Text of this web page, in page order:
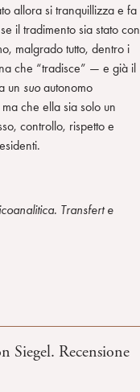
allora si tranquillizza e fa
il tradimento sia stato con
malgrado tutto, dentro i
che “tradisce” — e già il
un suoautonomo
che ella sia solo un
controllo, rispetto e
Transfert e
Siegel. Recensione